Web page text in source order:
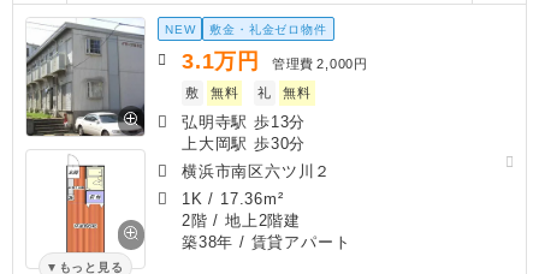
もっと見る
NEW 敷金・礼金ゼロ物件
3.1万円 管理費 2,000円
敷
無料 礼 無料
弘明寺駅 歩13分
上大岡駅 歩30分
横浜市南区六ツ川２
1K / 17.36m²
2階 / 地上2階建
築38年 / 賃貸アパート